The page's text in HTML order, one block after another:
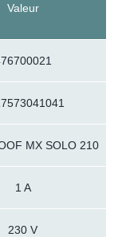
Valeur
MX SOLO 210
1 A
230 V